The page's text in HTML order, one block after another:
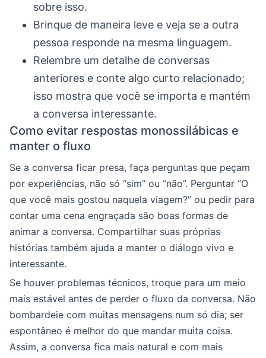
sobre isso.
Brinque de maneira leve e veja se a outra
pessoa responde na mesma linguagem.
Relembre um detalhe de conversas
anteriores e conte algo curto relacionado;
isso mostra que você se importa e mantém
a conversa interessante.
Como evitar respostas monossilábicas e
manter o fluxo
Se a conversa ficar presa, faça perguntas que peçam
por experiências, não só “sim” ou “não”. Perguntar “O
que você mais gostou naquela viagem?” ou pedir para
contar uma cena engraçada são boas formas de
animar a conversa. Compartilhar suas próprias
histórias também ajuda a manter o diálogo vivo e
interessante.
Se houver problemas técnicos, troque para um meio
mais estável antes de perder o fluxo da conversa. Não
bombardeie com muitas mensagens num só dia; ser
espontâneo é melhor do que mandar muita coisa.
Assim, a conversa fica mais natural e com mais